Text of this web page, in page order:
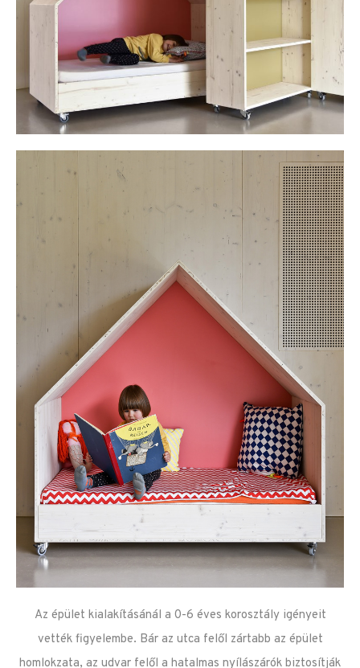
Az épület kialakításánál a 0-6 éves korosztály igényeit
vették figyelembe. Bár az utca felől zártabb az épület
homlokzata, az udvar felől a hatalmas nyílászárók biztosítják